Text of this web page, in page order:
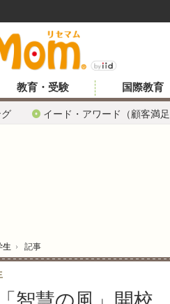
イード・アワード（顧客満足
教育・受験 国際教育
生 › 記事